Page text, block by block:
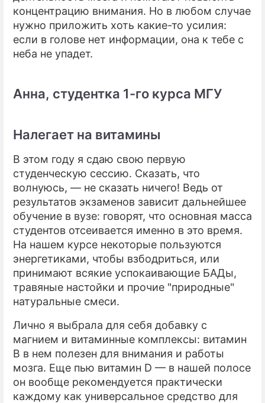
концентрацию внимания. Но в любом случае
нужно приложить хоть какие-то усилия:
если в голове нет информации, она к тебе с
неба не упадет.
Анна, студентка 1-го курса МГУ
Налегает на витамины
В этом году я сдаю свою первую
студенческую сессию. Сказать, что
волнуюсь, — не сказать ничего! Ведь от
результатов экзаменов зависит дальнейшее
обучение в вузе: говорят, что основная масса
студентов отсеивается именно в это время.
На нашем курсе некоторые пользуются
энергетиками, чтобы взбодриться, или
принимают всякие успокаивающие БАДы,
травяные настойки и прочие "природные"
натуральные смеси.
Лично я выбрала для себя добавку с
магнием и витаминные комплексы: витамин
B в нем полезен для внимания и работы
мозга. Еще пью витамин D — в нашей полосе
он вообще рекомендуется практически
каждому как универсальное средство для